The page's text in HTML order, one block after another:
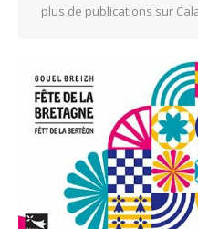
plus de publications sur